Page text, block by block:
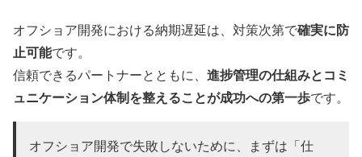
オフショア開発における納期遅延は、対策次第で確実に防
止可能です。
信頼できるパートナーとともに、 進捗管理の仕組みとコミ
ュニケーション体制を整えることが成功への第一歩です。
オフショア開発で失敗しないために、まずは「仕